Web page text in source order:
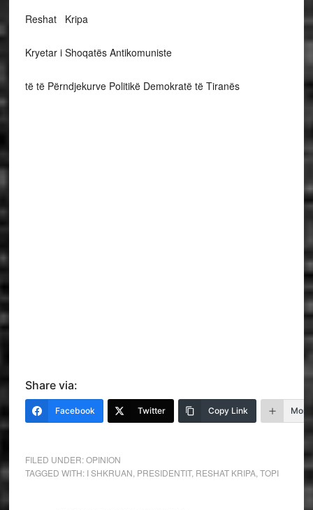
Reshat Kripa
Kryetar i Shoqatës Antikomuniste
të të Përndjekurve Politikë Demokratë të Tiranës
Share via:
Facebook Twitter Copy Link More
FILED UNDER:OPINION
TAGGED WITH: I SHKRUAN PRESIDENTIT, RESHAT KRIPA, TOPI